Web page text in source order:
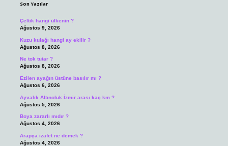
Son Yazılar
Çeltik hangi ülkenin ?
Ağustos 9, 2026
Kuzu kulağı hangi ay ekilir ?
Ağustos 8, 2026
Ne tok tutar ?
Ağustos 8, 2026
Ezilen ayağın üstüne basılır mı ?
Ağustos 6, 2026
Ayvalık Altınoluk İzmir arası kaç km ?
Ağustos 5, 2026
Boya zararlı mıdır ?
Ağustos 4, 2026
Arapça izafet ne demek ?
Ağustos 4, 2026